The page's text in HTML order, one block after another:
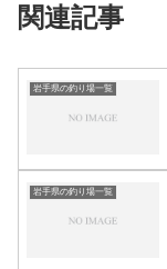
関連記事
岩手県の釣り場一覧
岩手県の釣り場一覧